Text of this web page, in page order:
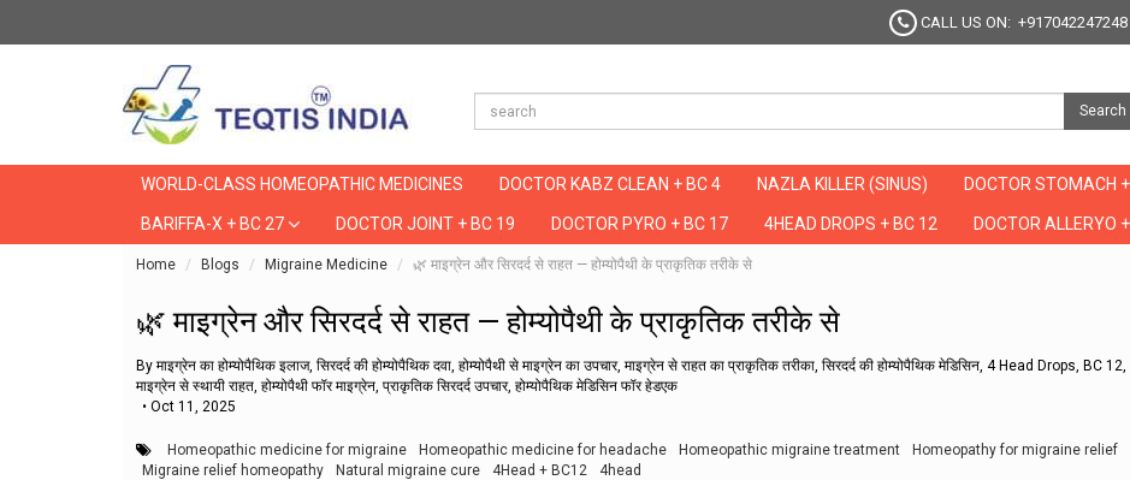
CALL US ON: +917042247248
Search
WORLD-CLASS HOMEOPATHIC MEDICINES DOCTOR KABZ CLEAN + BC 4 NAZLA KILLER (SINUS) DOCTOR STOMACH
BARIFFA-X + BC 27 DOCTOR JOINT + BC 19 DOCTOR PYRO + BC 17 4HEAD DROPS + BC 12 DOCTOR ALLERYO
Home Blogs Migraine Medicine 🌿 माइग्रेन और सिरदर्द से राहत — होम्योपैथी के प्राकृतिक तरीके से
🌿 माइग्रेन और सिरदर्द से राहत — होम्योपैथी के प्राकृतिक तरीके से
By माइग्रेन का होम्योपैथिक इलाज, सिरदर्द की होम्योपैथिक दवा, होम्योपैथी से माइग्रेन का उपचार, माइग्रेन से राहत का प्राकृतिक तरीका, सिरदर्द की होम्योपैथिक मेडिसिन, 4 Head Drops, BC 12,
माइग्रेन से स्थायी राहत, होम्योपैथी फॉर माइग्रेन, प्राकृतिक सिरदर्द उपचार, होम्योपैथिक मेडिसिन फॉर हेडएक
• Oct 11, 2025
Homeopathic medicine for migraine Homeopathic medicine for headache Homeopathic migraine treatment
Homeopathy for migraine relief
Migraine relief homeopathy
Natural migraine cure 4Head + BC12 4head